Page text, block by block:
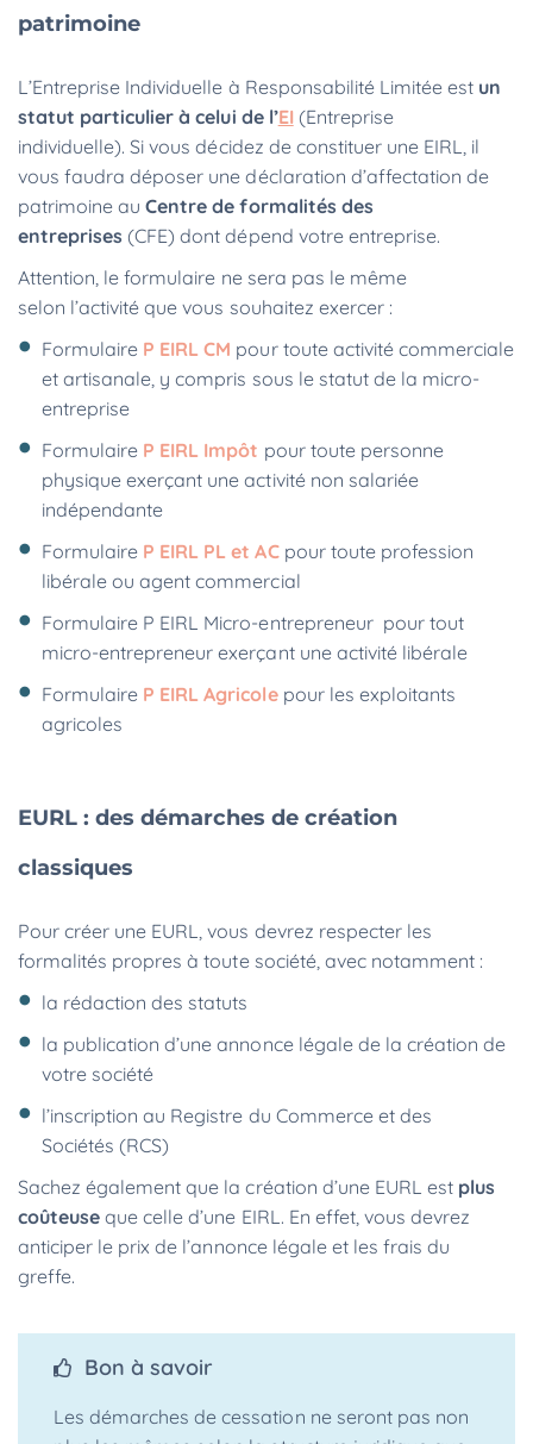
patrimoine
L’Entreprise Individuelle à Responsabilité Limitée est un
statut particulier à celui de l’EI(Entreprise
individuelle). Si vous décidez de constituer une EIRL, il
vous faudra déposer une déclaration d’affectation de
patrimoine auCentre de formalités des
entreprises (CFE) dont dépend votre entreprise.
Attention, le formulaire ne sera pas le même
selon l’activité que vous souhaitez exercer :
Formulaire P EIRL CM pour toute activité commerciale
et artisanale, y compris sous le statut de la micro-
entreprise
Formulaire P EIRL Impôt pour toute personne
physique exerçant une activité non salariée
indépendante
Formulaire P EIRL PL et ACpour toute profession
libérale ou agent commercial
Formulaire P EIRL Micro-entrepreneur pour tout
micro-entrepreneur exerçant une activité libérale
Formulaire P EIRL Agricole pour les exploitants
agricoles
EURL : des démarches de création
classiques
Pour créer une EURL, vous devrez respecter les
formalités propres à toute société, avec notamment :
la rédaction des statuts
la publication d’une annonce légale de la création de
votre société
l’inscription au Registre du Commerce et des
Sociétés (RCS)
Sachez également que la création d’une EURL est plus
coûteuse que celle d’une EIRL. En effet, vous devrez
anticiper le prix de l’annonce légale et les frais du
greffe.
Bon à savoir
Les démarches de cessation ne seront pas non